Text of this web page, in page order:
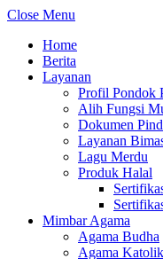
Close Menu
Home
Berita
Layanan
Profil Pondok
Alih Fungsi
Dokumen
Layanan
Lagu Merdu
Produk Halal
Mimbar Agama
Agama Budha
Agama Katolik